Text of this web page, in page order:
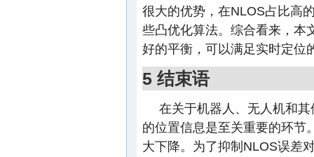
很大的优势，在NLOS占比高
些凸优化算法。综合看来，本
好的平衡，可以满足实时定位
5 结束语
在关于机器人、无人机和
的位置信息是至关重要的环节
大下降。为了抑制NLOS误差